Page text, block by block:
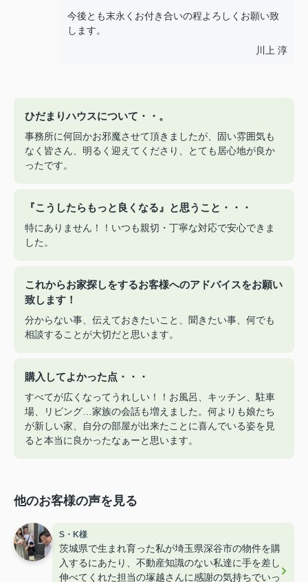
今後とも末永くお付き合いの程よろしくお願い致
します。
川上 淳
ひだまりハウスについて・・。
事務所に何回かお邪魔させて頂きましたが、固い雰囲気も
なく皆さん、明るく迎えてくださり、とても居心地が良か
ったです。
『こうしたらもっと良くなる』と思うこと・・・
特にありません！！いつも親切・丁寧な対応で安心できま
した。
これからお家探しをするお客様へのアドバイスをお願い
致します！
分からない事、伝えておきたいこと、聞きたい事、何でも
相談することが大切だと思います。
購入してよかった点・・・
すべてが広くなってうれしい！！お風呂、キッチン、駐車
場、リビング…家族の会話も増えました。何よりも娘たち
が新しい家、自分の部屋が出来たことに喜んでいる姿を見
ると本当に良かったなぁーと思います。
他のお客様の声を見る
S・K様
茨城県で生まれ育った私が埼玉県深谷市の物件を購
入するにあたり、不動産知識のない私達に手を差し
伸べてくれた担当の塚越さんに感謝の気持ちでいっ